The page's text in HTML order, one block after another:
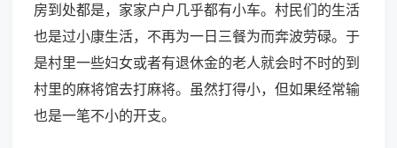
房到处都是，家家户户几乎都有小车。村民们的生活
也是过小康生活，不再为一日三餐为而奔波劳碌。于
是村里一些妇女或者有退休金的老人就会时不时的到
村里的麻将馆去打麻将。虽然打得小，但如果经常输
也是一笔不小的开支。